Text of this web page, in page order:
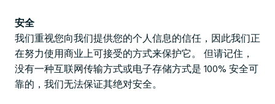
安全
我们重视您向我们提供您的个人信息的信任，因此我们正
在努力使用商业上可接受的方式来保护它。 但请记住，
没有一种互联网传输方式或电子存储方式是 100% 安全可
靠的，我们无法保证其绝对安全。